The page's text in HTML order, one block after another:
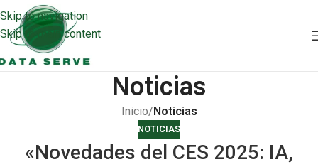
Skip to navigation
Skip to main content
Noticias
Inicio/Noticias
NOTICIAS
«Novedades del CES 2025: IA,